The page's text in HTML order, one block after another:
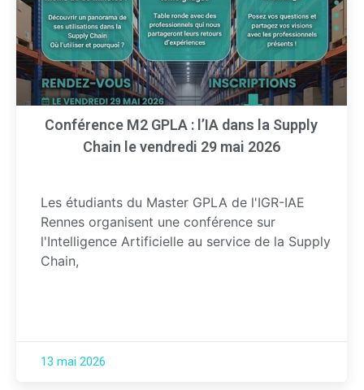
Conférence M2 GPLA : l’IA dans la Supply
Chain le vendredi 29 mai 2026
Les étudiants du Master GPLA de l'IGR-IAE
Rennes organisent une conférence sur
l'Intelligence Artificielle au service de la Supply
Chain,
13 mai 2026